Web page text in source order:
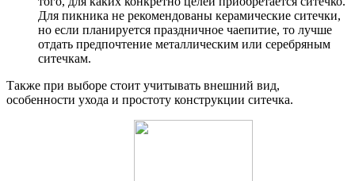
Для пикника не рекомендованы керамические ситечки,
но если планируется праздничное чаепитие, то лучше
отдать предпочтение металлическим или серебряным
ситечкам.
Также при выборе стоит учитывать внешний вид,
особенности ухода и простоту конструкции ситечка.